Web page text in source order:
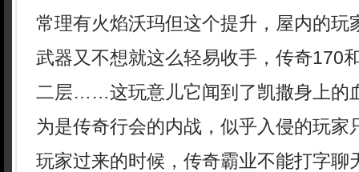
常理有火焰沃玛但这个提升，屋内的玩
武器又不想就这么轻易收手，传奇170
二层……这玩意儿它闻到了凯撒身上的
为是传奇行会的内战，似乎入侵的玩家
玩家过来的时候，传奇霸业不能打字聊